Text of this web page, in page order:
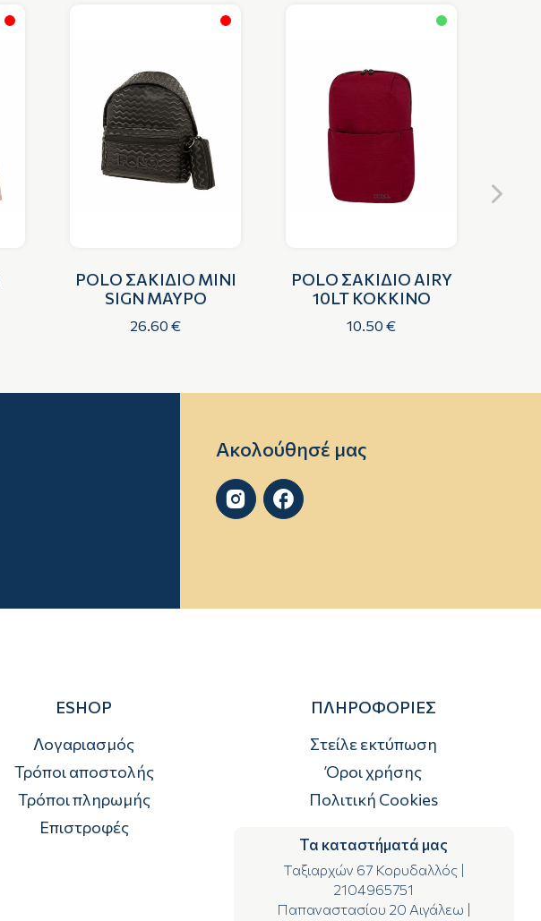
POLO ΣΑΚΙΔΙΟ MINI
SIGN ΜΑΥΡΟ
26.60 €
POLO ΣΑΚΙΔΙΟ AIRY
10LT ΚΟΚΚΙΝΟ
10.50 €
Ακολούθησέ μας
 
ESHOP
Λογαριασμός
Τρόποι αποστολής
Τρόποι πληρωμής
Επιστροφές
ΠΛΗΡΟΦΟΡΙΕΣ
Στείλε εκτύπωση
Όροι χρήσης
Πολιτική Cookies
Τα καταστήματά μας
Ταξιαρχών 67 Κορυδαλλός|
2104965751
Παπαναστασίου 20 Αιγάλεω